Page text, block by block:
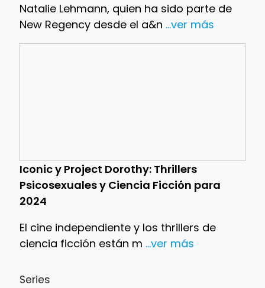
Natalie Lehmann, quien ha sido parte de
New Regency desde el a&n ...ver más
Iconic y Project Dorothy: Thrillers
Psicosexuales y Ciencia Ficción para
2024
El cine independiente y los thrillers de
ciencia ficción están m ...ver más
Series